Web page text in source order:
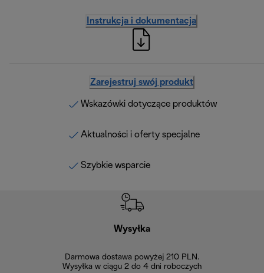
Instrukcja i dokumentacja
Zarejestruj swój produkt
Wskazówki dotyczące produktów
Aktualności i oferty specjalne
Szybkie wsparcie
Wysyłka
Darmowa dostawa powyżej 210 PLN.
Wysyłka w ciągu 2 do 4 dni roboczych